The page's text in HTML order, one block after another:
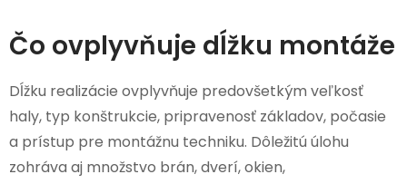
Čo ovplyvňuje dĺžku montáže
Dĺžku realizácie ovplyvňuje predovšetkým veľkosť
haly, typ konštrukcie, pripravenosť základov, počasie
a prístup pre montážnu techniku. Dôležitú úlohu
zohráva aj množstvo brán, dverí, okien,